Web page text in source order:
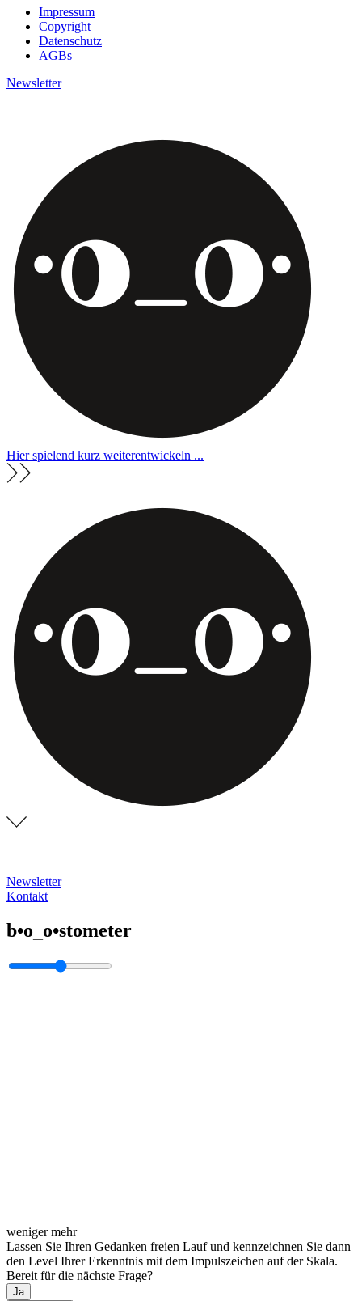
Impressum
Copyright
Datenschutz
AGBs
Newsletter
Hier spielend kurz weiterentwickeln ...
Newsletter
Kontakt
b•o_o•stometer
weniger mehr
Lassen Sie Ihren Gedanken freien Lauf und kennzeichnen Sie dann
den Level Ihrer Erkenntnis mit dem Impulszeichen auf der Skala.
Bereit für die nächste Frage?
Ja